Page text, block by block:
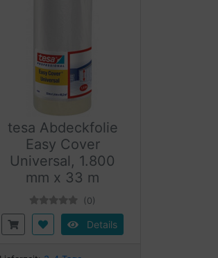
tesa Abdeckfolie
Easy Cover
Universal, 1.800
mm x 33 m
(0)
Details